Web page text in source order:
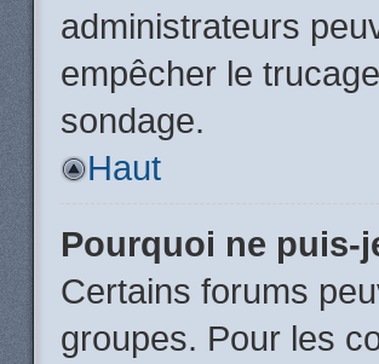
administrateurs
empêcher le
sondage.
Haut
Pourquoi ne puis-
Certains forums
groupes. Pour les